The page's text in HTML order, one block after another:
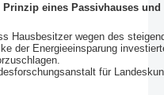
eines Passivhauses
Hausbesitzer wegen des
der Energieeinsparung
für